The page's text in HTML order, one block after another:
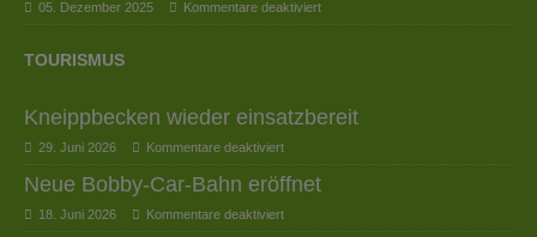
05. Dezember 2025 Kommentare deaktiviert
TOURISMUS
Kneippbecken wieder einsatzbereit
29. Juni 2026 Kommentare deaktiviert
Neue Bobby-Car-Bahn eröffnet
18. Juni 2026 Kommentare deaktiviert